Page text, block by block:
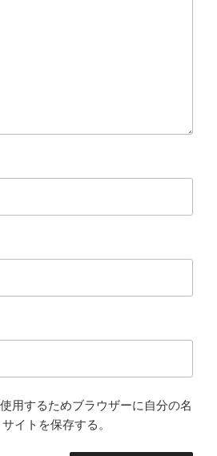
用するためブラウザーに自分の名
イトを保存する。